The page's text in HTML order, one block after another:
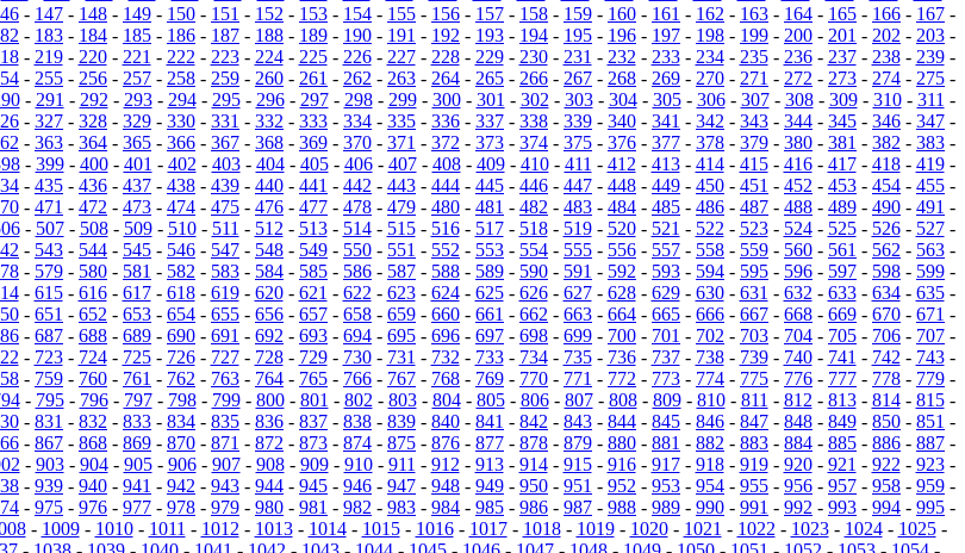
- 147 - 148 - 149 - 150 - 151 - 152 - 153 - 154 - 155 - 156 - 157 - 158 - 159 - 160 - 161 - 162 - 163 - 164 - 165 - 166 - 167 -
- 183 - 184 - 185 - 186 - 187 - 188 - 189 - 190 - 191 - 192 - 193 - 194 - 195 - 196 - 197 - 198 - 199 - 200 - 201 - 202 - 203 -
- 219- 220- 221 - 222 - 223- 224- 225- 226- 227- 228- 229- 230- 231 - 232 - 233- 234- 235- 236- 237- 238- 239-
- 255 - 256 - 257 - 258 - 259 - 260 - 261 - 262 - 263 - 264 - 265 - 266 - 267 - 268 - 269 - 270 - 271 - 272 - 273 - 274 - 275 -
- 291 - 292 - 293- 294- 295- 296- 297- 298- 299- 300- 301 - 302 - 303- 304- 305- 306- 307- 308- 309- 310- 311 -
- 327 - 328 - 329 - 330 - 331 - 332 - 333 - 334 - 335 - 336 - 337 - 338 - 339 - 340 - 341 - 342 - 343 - 344 - 345 - 346 - 347 -
- 363 - 364 - 365 - 366 - 367 - 368 - 369 - 370 - 371 - 372 - 373 - 374 - 375 - 376 - 377 - 378 - 379 - 380 - 381 - 382 - 383 -
- 399- 400- 401 - 402 - 403- 404- 405- 406- 407- 408- 409- 410- 411 - 412 - 413- 414- 415- 416- 417- 418- 419-
- 435 - 436 - 437 - 438 - 439 - 440 - 441 - 442 - 443 - 444 - 445 - 446 - 447 - 448 - 449 - 450 - 451 - 452 - 453 - 454 - 455 -
- 471 - 472 - 473 - 474 - 475 - 476 - 477 - 478 - 479 - 480 - 481 - 482 - 483 - 484 - 485 - 486 - 487 - 488 - 489 - 490 - 491 -
- 507- 508- 509- 510- 511 - 512 - 513- 514- 515- 516- 517- 518- 519- 520- 521 - 522 - 523- 524- 525- 526- 527-
- 543 - 544 - 545 - 546 - 547 - 548 - 549 - 550 - 551 - 552 - 553 - 554 - 555 - 556 - 557 - 558 - 559 - 560 - 561 - 562 - 563 -
- 579 - 580 - 581 - 582 - 583 - 584 - 585 - 586 - 587 - 588 - 589 - 590 - 591 - 592 - 593 - 594 - 595 - 596 - 597 - 598 - 599 -
- 615- 616- 617- 618- 619- 620- 621 - 622 - 623- 624- 625- 626- 627- 628- 629- 630- 631 - 632 - 633- 634- 635-
- 651 - 652 - 653 - 654 - 655 - 656 - 657 - 658 - 659 - 660 - 661 - 662 - 663 - 664 - 665 - 666 - 667 - 668 - 669 - 670 - 671 -
- 687 - 688 - 689 - 690 - 691 - 692 - 693 - 694 - 695 - 696 - 697 - 698 - 699 - 700 - 701 - 702 - 703 - 704 - 705 - 706 - 707 -
- 723- 724- 725- 726- 727- 728- 729- 730- 731 - 732 - 733- 734- 735- 736- 737- 738- 739- 740- 741 - 742 - 743-
- 759 - 760 - 761 - 762 - 763 - 764 - 765 - 766 - 767 - 768 - 769 - 770 - 771 - 772 - 773 - 774 - 775 - 776 - 777 - 778 - 779 -
- 795- 796- 797- 798- 799- 800- 801 - 802 - 803- 804- 805- 806- 807- 808- 809- 810- 811 - 812 - 813- 814- 815-
- 831 - 832 - 833 - 834 - 835 - 836 - 837 - 838 - 839 - 840 - 841 - 842 - 843 - 844 - 845 - 846 - 847 - 848 - 849 - 850 - 851 -
- 867 - 868 - 869 - 870 - 871 - 872 - 873 - 874 - 875 - 876 - 877 - 878 - 879 - 880 - 881 - 882 - 883 - 884 - 885 - 886 - 887 -
- 903- 904- 905- 906- 907- 908- 909- 910- 911 - 912 - 913- 914- 915- 916- 917- 918- 919- 920- 921 - 922 - 923-
- 939 - 940 - 941 - 942 - 943 - 944 - 945 - 946 - 947 - 948 - 949 - 950 - 951 - 952 - 953 - 954 - 955 - 956 - 957 - 958 - 959 -
- 975 - 976 - 977 - 978 - 979 - 980 - 981 - 982 - 983 - 984 - 985 - 986 - 987 - 988 - 989 - 990 - 991 - 992 - 993 - 994 - 995 -
- 1009- 1010- 1011 - 1012 - 1013- 1014- 1015- 1016- 1017- 1018- 1019- 1020- 1021 - 1022 - 1023- 1024- 1025-